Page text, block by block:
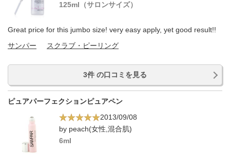
125ml（サロンサイズ）
Great price for this jumbo size! very easy apply, yet good result!!
サンパー
スクラブ・ピーリング
3件 の口コミを見る
ピュアパーフェクションピュアペン
2013/09/08
by peach(女性,混合肌)
6ml